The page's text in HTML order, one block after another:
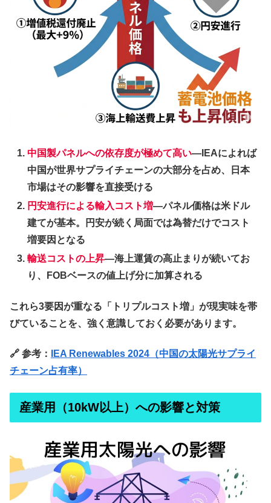
中国製パネルへの依存度が極めて高い—IEAによれば
中国が世界サプライチェーンの大部分を占め、日本
市場はその影響を直接受ける
円安進行による輸入コスト増—パネル価格は米ドル
建てが基本。円安が続く局面では為替だけでコスト
増要因となる
輸送コストの上昇—海上運賃の高止まりが続いてお
り、FOBベースの値上げ分に加算される
これら3要因が重なる「トリプルコスト増」が現実味を帯
びていることを、強く意識しておく必要があります。
🔗 参考：
IEA Renewables 2024（中国の太陽光サプライ
チェーン占有率）
産業用（10kW以上）への影響と対策